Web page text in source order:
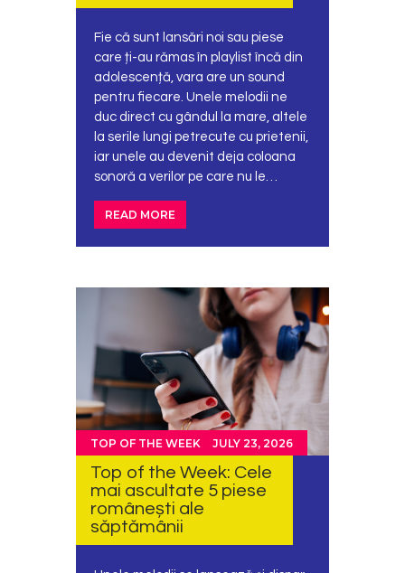
Fie că sunt lansări noi sau piese
care ți-au rămas în playlist încă din
adolescență, vara are un sound
pentru fiecare. Unele melodii ne
duc direct cu gândul la mare, altele
la serile lungi petrecute cu prietenii,
iar unele au devenit deja coloana
sonoră a verilor pe care nu le…
READ MORE
TOP OF THE WEEK JULY 23, 2026
Top of the Week: Cele
mai ascultate 5 piese
românești ale
săptămânii